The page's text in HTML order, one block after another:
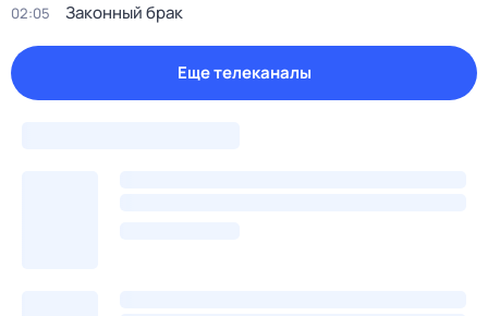
02:05 Законный брак
Еще телеканалы